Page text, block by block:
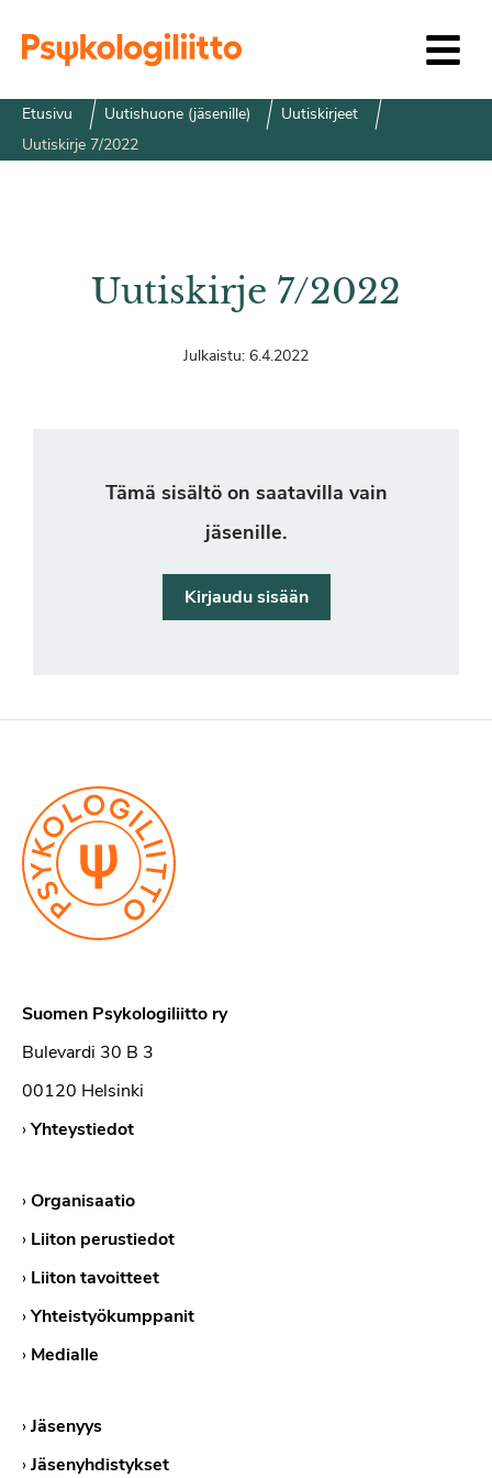
Etusivu Uutishuone (jäsenille)
Uutiskirjeet
Uutiskirje 7/2022
Uutiskirje 7/2022
Julkaistu: 6.4.2022
Tämä sisältö on saatavilla vain
jäsenille.
Kirjaudu sisään
Suomen Psykologiliitto ry
Bulevardi 30 B 3
00120 Helsinki
›Yhteystiedot
›Organisaatio
› Liiton perustiedot
› Liiton tavoitteet
›Yhteistyökumppanit
› Medialle
›Jäsenyys
›Jäsenyhdistykset